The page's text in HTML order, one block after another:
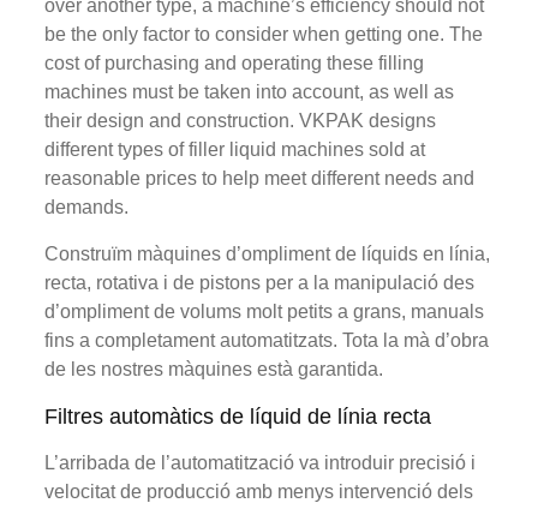
over another type, a machine’s efficiency should not
be the only factor to consider when getting one. The
cost of purchasing and operating these filling
machines must be taken into account, as well as
their design and construction. VKPAK designs
different types of filler liquid machines sold at
reasonable prices to help meet different needs and
demands.
Construïm màquines d’ompliment de líquids en línia,
recta, rotativa i de pistons per a la manipulació des
d’ompliment de volums molt petits a grans, manuals
fins a completament automatitzats. Tota la mà d’obra
de les nostres màquines està garantida.
Filtres automàtics de líquid de línia recta
L’arribada de l’automatització va introduir precisió i
velocitat de producció amb menys intervenció dels